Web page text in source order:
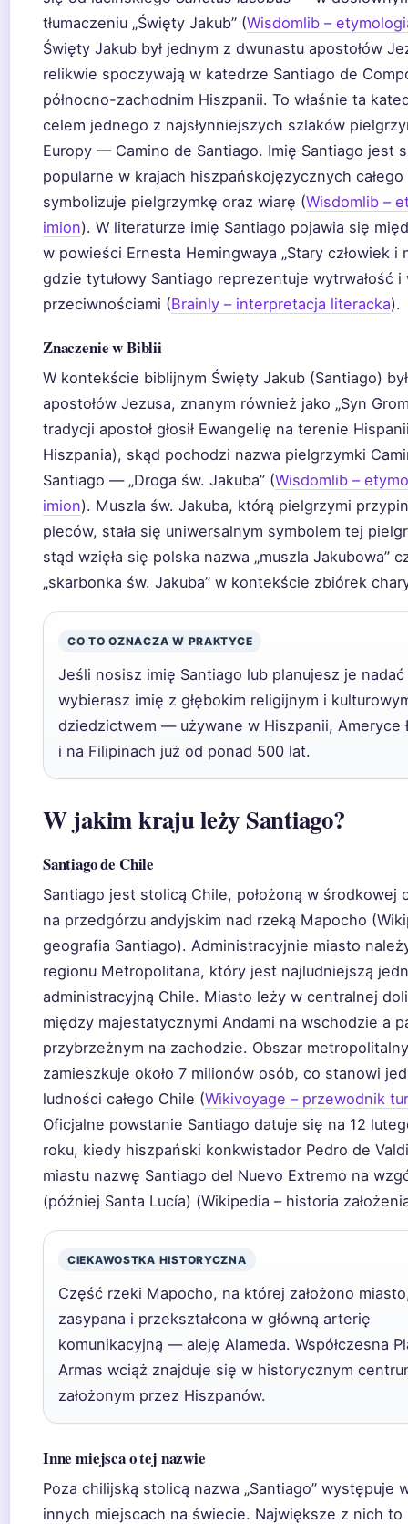
tłumaczeniu „Święty Jakub” (Wisdomlib –
Święty Jakub był jednym z dwunastu apostołów
relikwie spoczywają w katedrze Santiago de
północno-zachodnim Hiszpanii. To właśnie ta
celem jednego z najsłynniejszych szlaków
Europy — Camino de Santiago. Imię Santiago jest
popularne w krajach hiszpańskojęzycznych
symbolizuje pielgrzymkę oraz wiarę (Wisdomlib –
imion). W literaturze imię Santiago pojawia się
w powieści Ernesta Hemingwaya „Stary człowiek i
gdzie tytułowy Santiago reprezentuje wytrwałość i
przeciwnościami (Brainly – interpretacja literacka).
Znaczenie w Biblii
W kontekście biblijnym Święty Jakub (Santiago)
apostołów Jezusa, znanym również jako „Syn
tradycji apostoł głosił Ewangelię na terenie
Hiszpania), skąd pochodzi nazwa pielgrzymki
Santiago — „Droga św. Jakuba” (Wisdomlib –
imion). Muszla św. Jakuba, którą pielgrzymi
pleców, stała się uniwersalnym symbolem tej
stąd wzięła się polska nazwa „muszla Jakubowa”
„skarbonka św. Jakuba” w kontekście zbiórek
CO TO OZNACZA W PRAKTYCE
Jeśli nosisz imię Santiago lub planujesz je
wybierasz imię z głębokim religijnym i
dziedzictwem — używane w Hiszpanii, Ameryce
i na Filipinach już od ponad 500 lat.
W jakim kraju leży Santiago?
Santiago de Chile
Santiago jest stolicą Chile, położoną w środkowej
na przedgórzu andyjskim nad rzeką Mapocho
geografia Santiago). Administracyjnie miasto
regionu Metropolitana, który jest najludniejszą
administracyjną Chile. Miasto leży w centralnej
między majestatycznymi Andami na wschodzie a
przybrzeżnym na zachodzie. Obszar
zamieszkuje około 7 milionów osób, co stanowi
ludności całego Chile (Wikivoyage – przewodnik
Oficjalne powstanie Santiago datuje się na 12
roku, kiedy hiszpański konkwistador Pedro de
miastu nazwę Santiago del Nuevo Extremo na
(później Santa Lucía) (Wikipedia – historia
CIEKAWOSTKA HISTORYCZNA
Część rzeki Mapocho, na której założono
zasypana i przekształcona w główną arterię
komunikacyjną — aleję Alameda. Współczesna
Armas wciąż znajduje się w historycznym
założonym przez Hiszpanów.
Inne miejsca o tej nazwie
Poza chilijską stolicą nazwa „Santiago” występuje
innych miejscach na świecie. Największe z nich to